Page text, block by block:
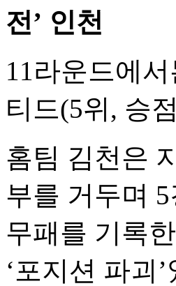
전’ 인천
11라운드에
티드(5위, 승
홈팀 김천은
부를 거두며
무패를 기록
‘포지션 파괴